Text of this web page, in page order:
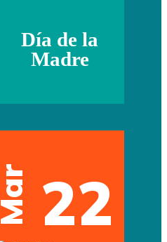
Día de la
Madre
Mar 22